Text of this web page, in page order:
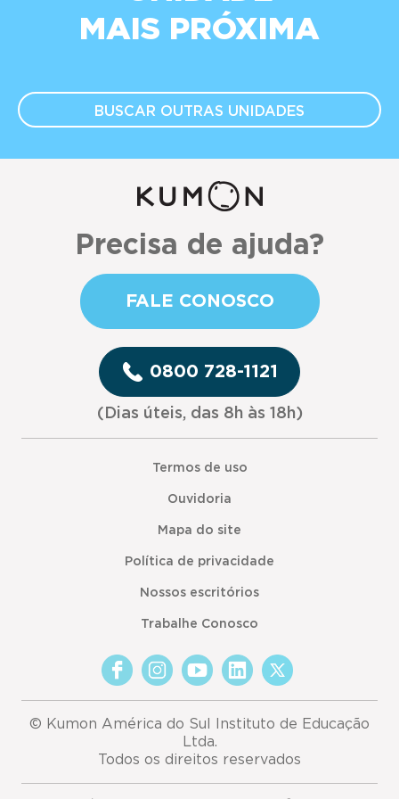
MAIS PRÓXIMA
BUSCAR OUTRAS UNIDADES
Precisa de ajuda?
FALE CONOSCO
0800 728-1121
(Dias úteis, das 8h às 18h)
Termos de uso
Ouvidoria
Mapa do site
Política de privacidade
Nossos escritórios
Trabalhe Conosco
© Kumon América do Sul Instituto de Educação
Ltda.
Todos os direitos reservados